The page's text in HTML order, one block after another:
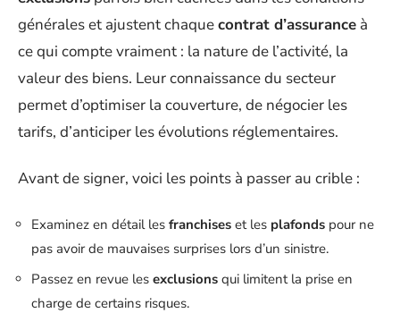
générales et ajustent chaquecontrat d’assurance à
ce qui compte vraiment : la nature de l’activité, la
valeur des biens. Leur connaissance du secteur
permet d’optimiser la couverture, de négocier les
tarifs, d’anticiper les évolutions réglementaires.
Avant de signer, voici les points à passer au crible :
Examinez en détail les franchises et les plafonds pour ne
pas avoir de mauvaises surprises lors d’un sinistre.
Passez en revue les exclusions qui limitent la prise en
charge de certains risques.